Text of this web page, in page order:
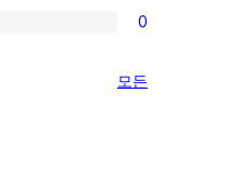
0
모든